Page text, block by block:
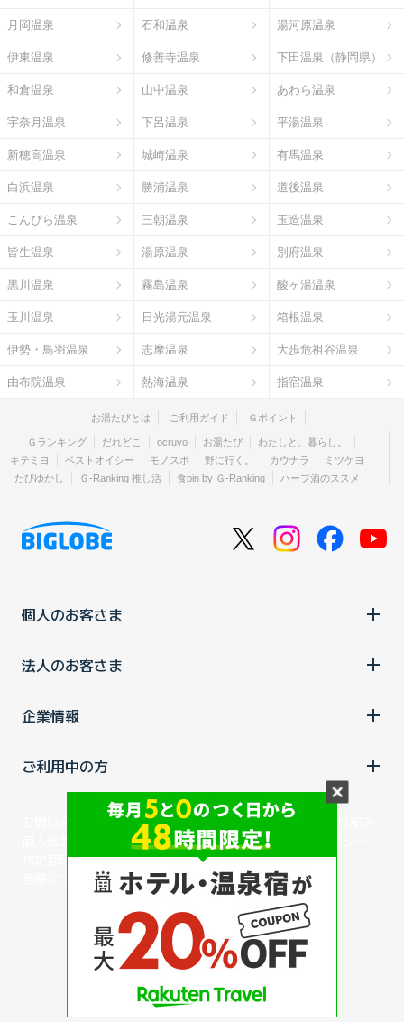
月岡温泉 石和温泉 湯河原温泉
伊東温泉 修善寺温泉 下田温泉（静岡県）
和倉温泉 山中温泉 あわら温泉
宇奈月温泉 下呂温泉 平湯温泉
新穂高温泉 城崎温泉 有馬温泉
白浜温泉 勝浦温泉 道後温泉
こんぴら温泉 三朝温泉 玉造温泉
皆生温泉 湯原温泉 別府温泉
黒川温泉 霧島温泉 酸ヶ湯温泉
玉川温泉 日光湯元温泉 箱根温泉
伊勢・鳥羽温泉 志摩温泉 大歩危祖谷温泉
由布院温泉 熱海温泉 指宿温泉
お湯たびとは ご利用ガイド Ｇポイント
Ｇランキング だれどこ ocruyo お湯たび
わたしと、暮らし。
キテミヨ
ベストオイシー モノスポ 野に行く。 カウナラ
ミツケヨ
たびゆかし
Ｇ-Ranking 推し活 食pin by Ｇ-Ranking ハーブ酒のススメ
個人のお客さま
法人のお客さま
企業情報
ご利用中の方
消費税の表示ウェブアクセシビリティの取り組み
個人情報保護ポリシー プライバシーポータル
特定商取引法に基づく表記情報セキュリティ基本方針
商標についてBIGLOBEトップ
Copyright ©BIGLOBE Inc. 2026.All rights reserved.